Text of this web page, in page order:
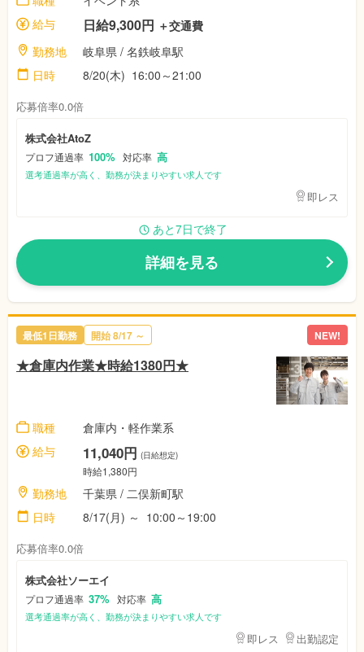
給与
日給9,300円 ＋交通費
勤務地
岐阜県 / 名鉄岐阜駅
日時
8/20(木) 16:00～21:00
応募倍率0.0倍
株式会社AtoZ
プロフ通過率 100% 対応率 高
選考通過率が高く、勤務が決まりやすい求人です
即レス
あと7日で終了
詳細を見る
最低1日勤務 開始8/17 ～ NEW!
★倉庫内作業★時給1380円★
職種
倉庫内・軽作業系
給与
11,040円 (日給想定)
時給1,380円
勤務地 千葉県 / 二俣新町駅
日時
8/17(月) ～ 10:00～19:00
応募倍率0.0倍
株式会社ソーエイ
プロフ通過率 37% 対応率 高
選考通過率が高く、勤務が決まりやすい求人です
即レス 出勤認定